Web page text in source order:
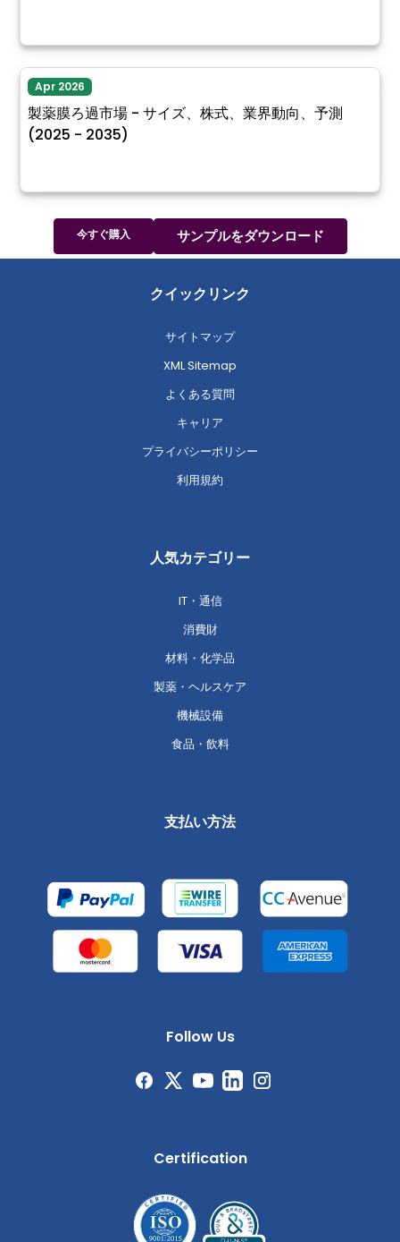
Apr 2026
製薬膜ろ過市場 - サイズ、株式、業界動向、予測
(2025 - 2035)
今すぐ購入 サンプルをダウンロード
クイックリンク
サイトマップ
XML Sitemap
よくある質問
キャリア
プライバシーポリシー
利用規約
人気カテゴリー
IT・通信
消費財
材料・化学品
製薬・ヘルスケア
機械設備
食品・飲料
支払い方法
Follow Us
Certification